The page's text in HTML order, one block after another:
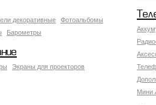
декоративные
Фотоальбомы
Барометры
Мини
Экраны для проекторов